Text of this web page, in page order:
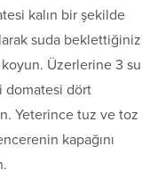
kalın bir şekilde
suda beklettiğiniz
Üzerlerine 3 su
domatesi dört
Yeterince tuz ve toz
kapağını